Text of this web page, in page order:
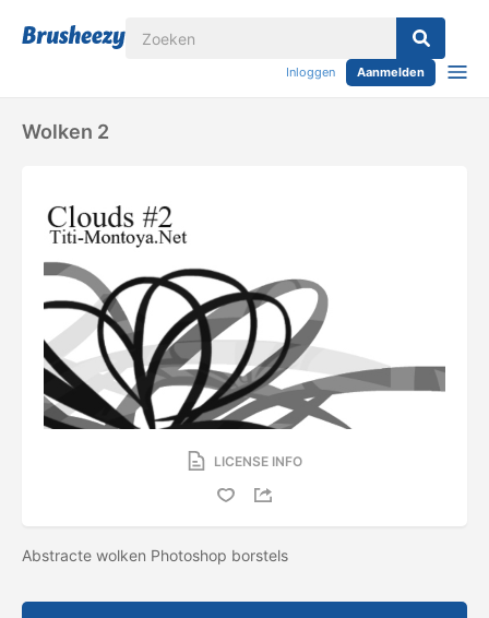
Inloggen Aanmelden
Wolken 2
LICENSE INFO
Abstracte wolken Photoshop borstels